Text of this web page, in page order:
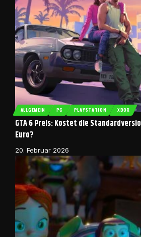
ALLGEMEIN PC PLAYSTATION XBOX
GTA 6 Preis: Kostet die
Euro?
20. Februar 2026